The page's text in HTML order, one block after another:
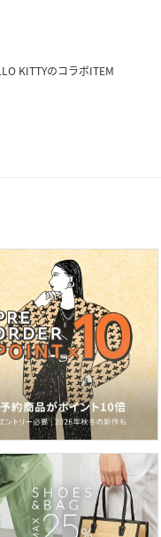
KITTYのコラボITEM